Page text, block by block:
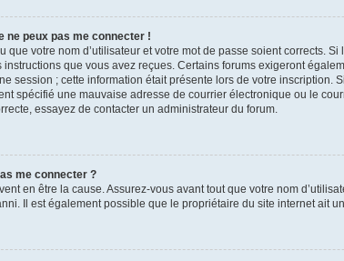
ne peux pas me connecter !
que votre nom d’utilisateur et votre mot de passe soient corrects.
instructions que vous avez reçues. Certains forums exigeront
session ; cette information était présente lors de votre
spécifié une mauvaise adresse de courrier électronique ou le
essayez de contacter un administrateur du forum.
me connecter ?
en être la cause. Assurez-vous avant tout que votre nom
Il est également possible que le propriétaire du site internet ait